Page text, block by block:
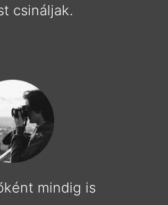
csináljak.
mindig is